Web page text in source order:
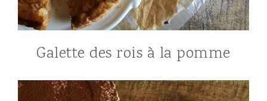
Galette des rois à la pomme